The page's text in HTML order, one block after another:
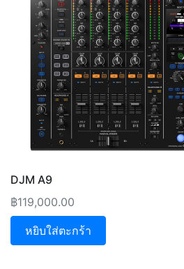
DJM A9
฿119,000.00
หยิบใส่ตะกร้า